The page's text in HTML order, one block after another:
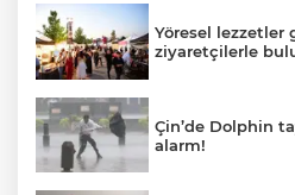
Yöresel lezzetler
ziyaretçilerle
Çin’de Dolphin
alarm!